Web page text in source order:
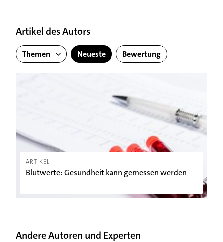
Artikel des Autors
Themen Neueste Bewertung
ARTIKEL
Blutwerte: Gesundheit kann gemessen werden
Andere Autoren und Experten